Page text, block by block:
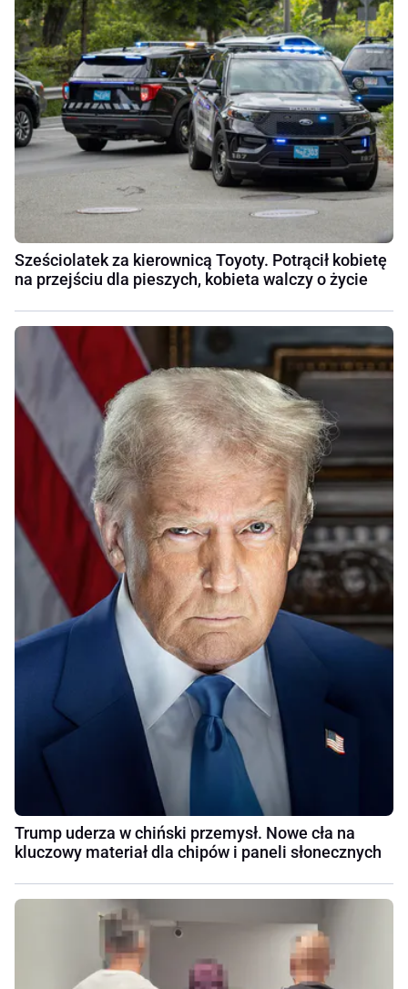
Sześciolatek za kierownicą Toyoty. Potrącił kobietę
na przejściu dla pieszych, kobieta walczy o życie
Trump uderza w chiński przemysł. Nowe cła na
kluczowy materiał dla chipów i paneli słonecznych